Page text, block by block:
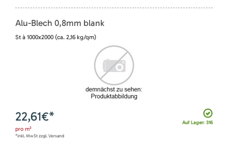
Alu-Blech 0,8mm blank
St à 1000x2000 (ca. 2,16 kg/qm)
Auf Lager: 316
22,61€*
pro m²
*inkl. MwSt zzgl. Versand